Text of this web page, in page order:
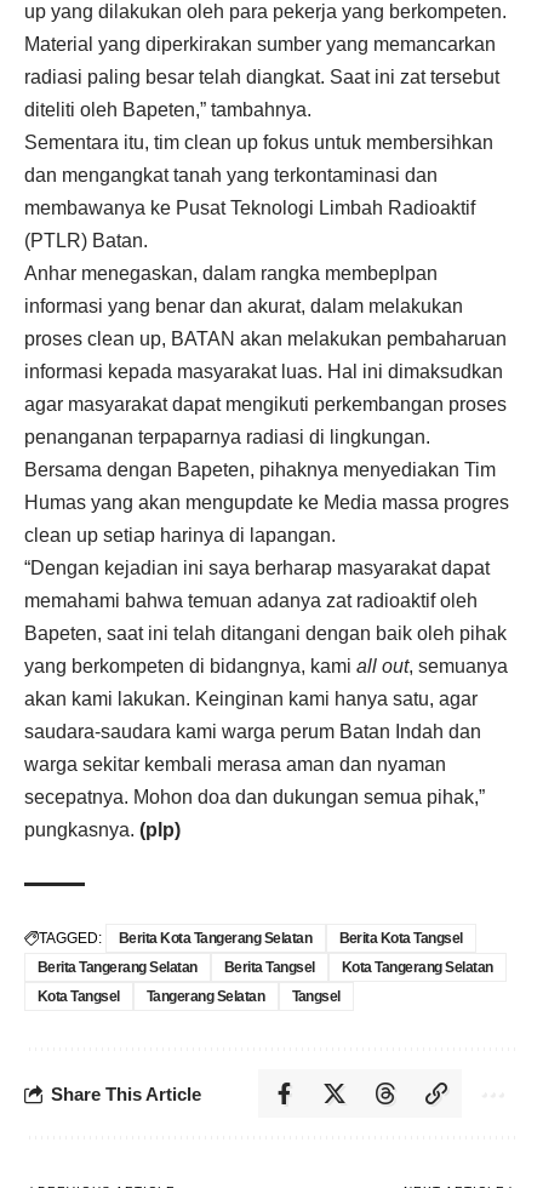
up yang dilakukan oleh para pekerja yang berkompeten.
Material yang diperkirakan sumber yang memancarkan
radiasi paling besar telah diangkat. Saat ini zat tersebut
diteliti oleh Bapeten,” tambahnya.
Sementara itu, tim clean up fokus untuk membersihkan
dan mengangkat tanah yang terkontaminasi dan
membawanya ke Pusat Teknologi Limbah Radioaktif
(PTLR) Batan.
Anhar menegaskan, dalam rangka membeplpan
informasi yang benar dan akurat, dalam melakukan
proses clean up, BATAN akan melakukan pembaharuan
informasi kepada masyarakat luas. Hal ini dimaksudkan
agar masyarakat dapat mengikuti perkembangan proses
penanganan terpaparnya radiasi di lingkungan.
Bersama dengan Bapeten, pihaknya menyediakan Tim
Humas yang akan mengupdate ke Media massa progres
clean up setiap harinya di lapangan.
“Dengan kejadian ini saya berharap masyarakat dapat
memahami bahwa temuan adanya zat radioaktif oleh
Bapeten, saat ini telah ditangani dengan baik oleh pihak
yang berkompeten di bidangnya, kami all out, semuanya
akan kami lakukan. Keinginan kami hanya satu, agar
saudara-saudara kami warga perum Batan Indah dan
warga sekitar kembali merasa aman dan nyaman
secepatnya. Mohon doa dan dukungan semua pihak,”
pungkasnya. (plp)
TAGGED: Berita Kota Tangerang Selatan
Berita Kota Tangsel
Berita Tangerang Selatan
Berita Tangsel
Kota Tangerang Selatan
Kota Tangsel
Tangerang Selatan Tangsel
Share This Article